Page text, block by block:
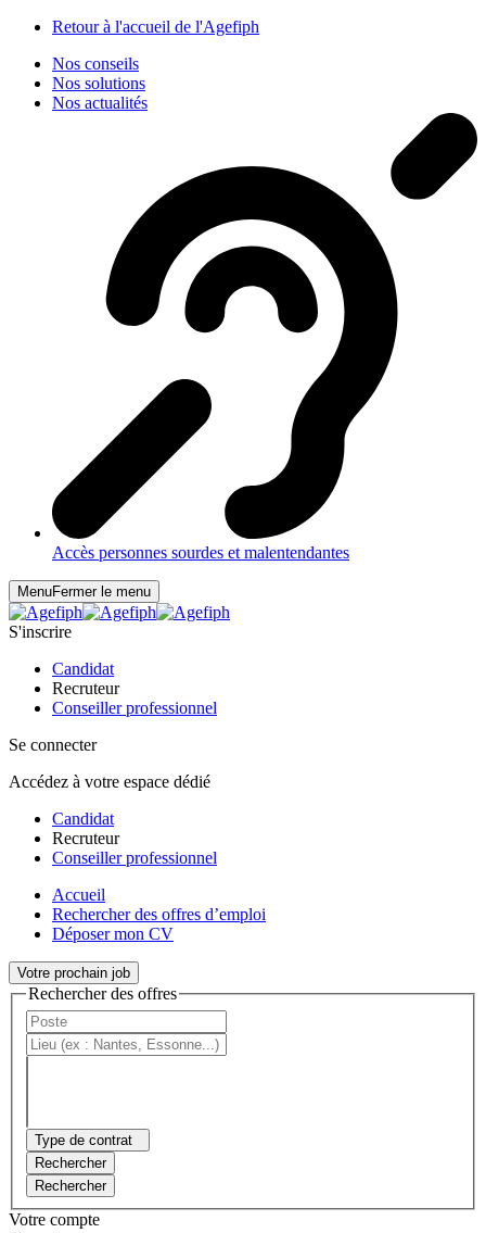
Retour à l'accueil de l'Agefiph
Nos conseils
Nos solutions
Nos actualités
Accès personnes sourdes et malentendantes
MenuFermer le menu
S'inscrire
Candidat
Recruteur
Conseiller professionnel
Se connecter
Accédez à votre espace dédié
Candidat
Recruteur
Conseiller professionnel
Accueil
Rechercher des offres d’emploi
Déposer mon CV
Votre prochain job
Rechercher des offres
Type de contrat
Rechercher
Rechercher
Votre compte